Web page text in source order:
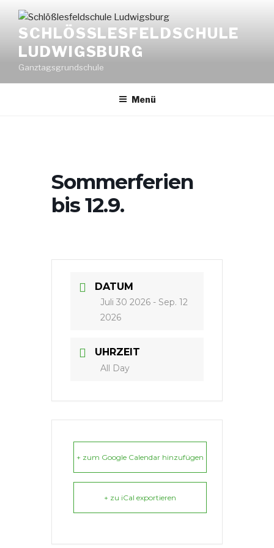
Inhalt
springenSCHLÖSSLESFELDSCHULE L
UDWIGSBURG
Ganztagsgrundschule
Menü
Sommerferien
bis 12.9.
DATUM
Juli 30 2026 - Sep. 12
2026
UHRZEIT
All Day
+ zum Google Calendar hinzufügen
+ zu iCal exportieren